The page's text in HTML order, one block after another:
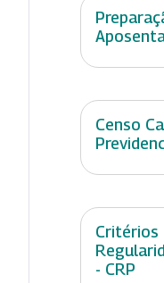
Censo
Critérios
- CRP